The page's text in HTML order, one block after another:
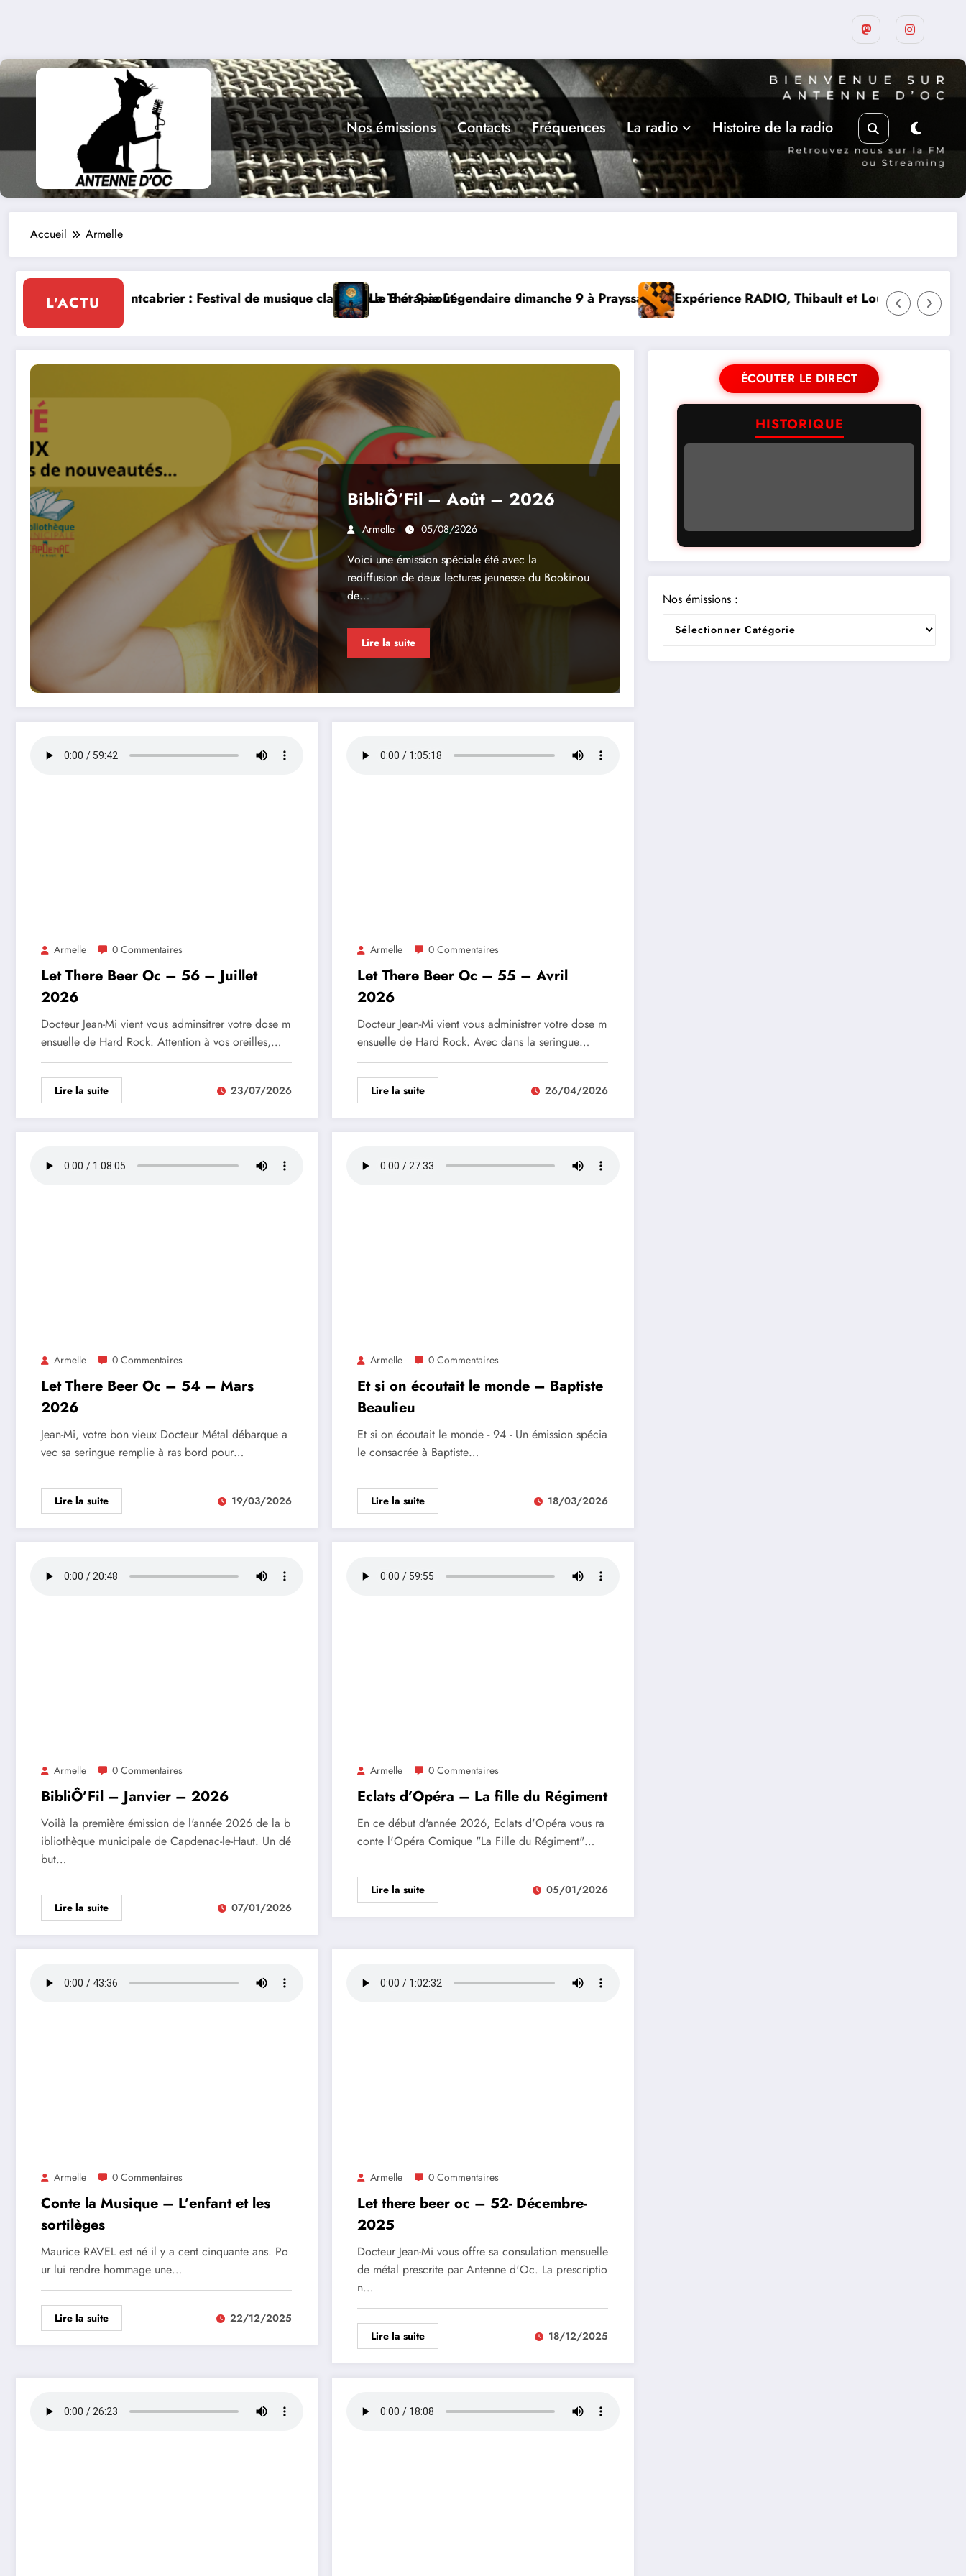
Nos émissions Contacts Fréquences La radio Histoire de la radio
Accueil Armelle
L'ACTU
: Festival de musique classique le 8 et 9 aoûtLa Thérapie Légendaire dimanche 9 à Prayssac Expérience RADIO, Thibault et Lou-Anne d’OlmetoSuite de la
BibliÔ’Fil – Août – 2026
Armelle 05/08/2026
Voici une émission spéciale été avec la
rediffusion de deux lectures jeunesse du Bookinou
de…
Lire la suite
Armelle 0 Commentaires
Let There Beer Oc – 56 – Juillet
2026
Docteur Jean-Mi vient vous adminsitrer votre dose m
ensuelle de Hard Rock. Attention à vos oreilles,…
Lire la suite 23/07/2026
Armelle 0 Commentaires
Let There Beer Oc – 55 – Avril
2026
Docteur Jean-Mi vient vous administrer votre dose m
ensuelle de Hard Rock. Avec dans la seringue…
Lire la suite 26/04/2026
Armelle 0 Commentaires
Let There Beer Oc – 54 – Mars
2026
Jean-Mi, votre bon vieux Docteur Métal débarque a
vec sa seringue remplie à ras bord pour…
Lire la suite 19/03/2026
Armelle 0 Commentaires
Et si on écoutait le monde – Baptiste
Beaulieu
Et si on écoutait le monde - 94 - Un émission spécia
le consacrée à Baptiste…
Lire la suite 18/03/2026
Armelle 0 Commentaires
BibliÔ’Fil – Janvier – 2026
Voilà la première émission de l'année 2026 de la b
ibliothèque municipale de Capdenac-le-Haut. Un dé
but…
Lire la suite 07/01/2026
Armelle 0 Commentaires
Eclats d’Opéra – La fille du Régiment
En ce début d'année 2026, Eclats d'Opéra vous ra
conte l'Opéra Comique "La Fille du Régiment"…
Lire la suite 05/01/2026
Armelle 0 Commentaires
Conte la Musique – L’enfant et les
sortilèges
Maurice RAVEL est né il y a cent cinquante ans. Po
ur lui rendre hommage une…
Lire la suite 22/12/2025
Armelle 0 Commentaires
Let there beer oc – 52- Décembre-
2025
Docteur Jean-Mi vous offre sa consulation mensuelle
de métal prescrite par Antenne d'Oc. La prescriptio
n…
Lire la suite 18/12/2025
ÉCOUTER LE DIRECT
HISTORIQUE
Nos émissions :